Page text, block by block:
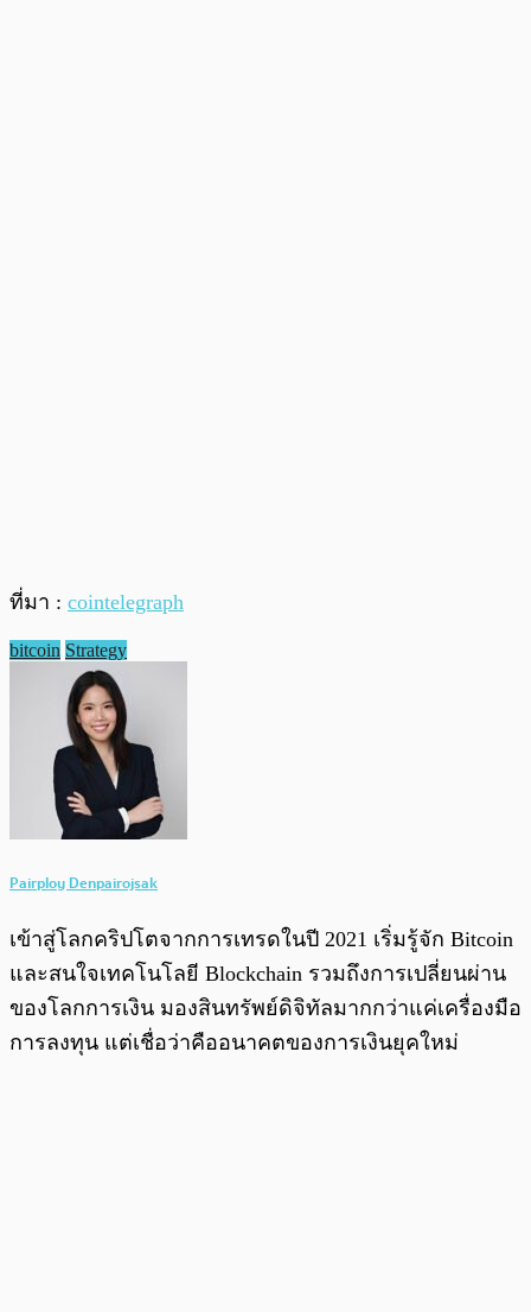
ที่มา : cointelegraph
bitcoin Strategy
Pairploy Denpairojsak
เข้าสู่โลกคริปโตจากการเทรดในปี 2021 เริ่มรู้จัก Bitcoin
และสนใจเทคโนโลยี Blockchain รวมถึงการเปลี่ยนผ่าน
ของโลกการเงิน มองสินทรัพย์ดิจิทัลมากกว่าแค่เครื่องมือ
การลงทุน แต่เชื่อว่าคืออนาคตของการเงินยุคใหม่